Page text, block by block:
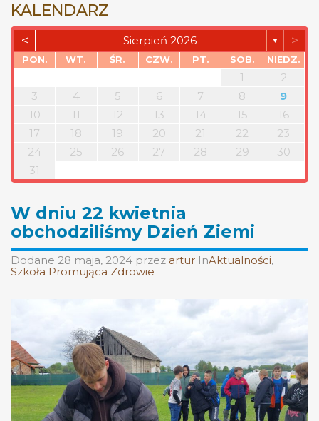
KALENDARZ
< Sierpień 2026 ▼ >
PON. WT. ŚR. CZW. PT. SOB. NIEDZ.
1
2
3
4 5 6 7 8
9
10
11 12 13 14 15
16
17
18 19 20 21 22
23
24
25 26 27 28 29
30
31
W dniu 22 kwietnia
obchodziliśmy Dzień Ziemi
Dodane 28 maja, 2024 przez artur InAktualności,
Szkoła Promująca Zdrowie